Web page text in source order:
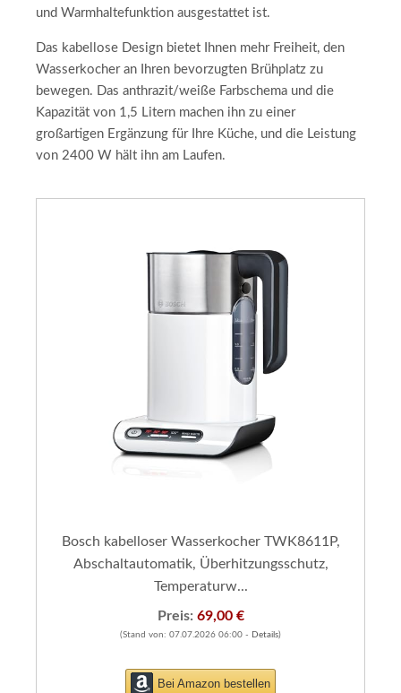
und Warmhaltefunktion ausgestattet ist.
Das kabellose Design bietet Ihnen mehr Freiheit, den
Wasserkocher an Ihren bevorzugten Brühplatz zu
bewegen. Das anthrazit/weiße Farbschema und die
Kapazität von 1,5 Litern machen ihn zu einer
großartigen Ergänzung für Ihre Küche, und die Leistung
von 2400 W hält ihn am Laufen.
Bosch kabelloser Wasserkocher TWK8611P,
Abschaltautomatik, Überhitzungsschutz,
Temperaturw...
Preis: 69,00 €
(Stand von: 07.07.2026 06:00 - Details)
Bei Amazon bestellen